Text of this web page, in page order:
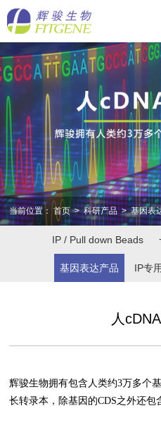
当前位置： 首页 > 科研产品 > 基因表
IP / Pull down Beads
基因表达产品 IP专
人
辉骏生物拥有包含人类约3万多个
长转录本，除基因的CDS之外还包